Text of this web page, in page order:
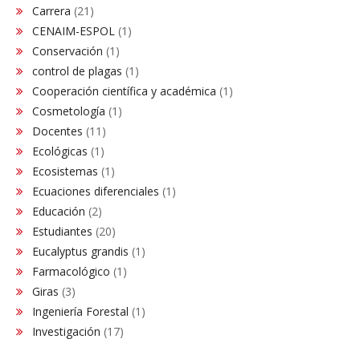
Carrera (21)
CENAIM-ESPOL (1)
Conservación​ (1)
control de plagas (1)
Cooperación científica y académica (1)
Cosmetología (1)
Docentes (11)
Ecológicas (1)
Ecosistemas (1)
Ecuaciones diferenciales (1)
Educación (2)
Estudiantes (20)
Eucalyptus grandis (1)
Farmacológico (1)
Giras (3)
Ingeniería Forestal (1)
Investigación (17)